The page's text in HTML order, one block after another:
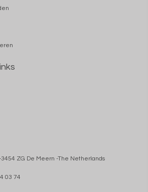
3454 ZG De Meern -The Netherlands
03 74